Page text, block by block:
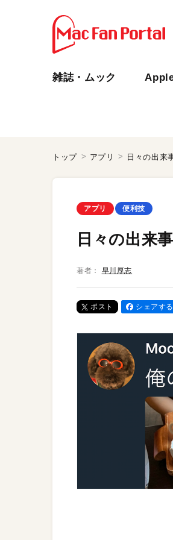
雑誌・ムック
トップ アプリ 日々の出来
アプリ 便利技
日々の出来
著者： 早川厚志
ポスト シェアする